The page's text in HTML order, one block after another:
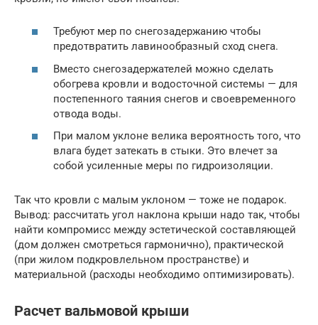
Требуют мер по снегозадержанию чтобы
предотвратить лавинообразный сход снега.
Вместо снегозадержателей можно сделать
обогрева кровли и водосточной системы — для
постепенного таяния снегов и своевременного
отвода воды.
При малом уклоне велика вероятность того, что
влага будет затекать в стыки. Это влечет за
собой усиленные меры по гидроизоляции.
Так что кровли с малым уклоном — тоже не подарок.
Вывод: рассчитать угол наклона крыши надо так, чтобы
найти компромисс между эстетической составляющей
(дом должен смотреться гармонично), практической
(при жилом подкровлельном пространстве) и
материальной (расходы необходимо оптимизировать).
Расчет вальмовой крыши